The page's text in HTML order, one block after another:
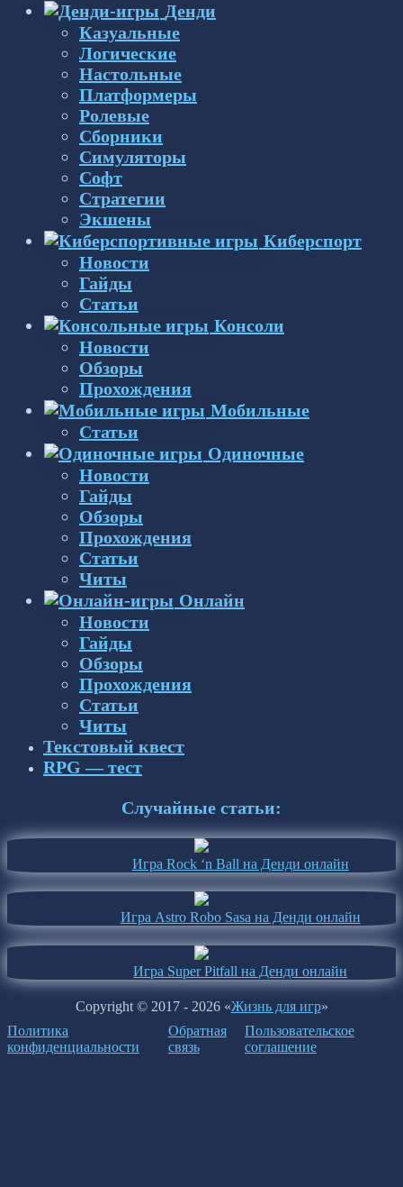
Денди
Казуальные
Логические
Настольные
Платформеры
Ролевые
Сборники
Симуляторы
Софт
Стратегии
Экшены
Киберспорт
Новости
Гайды
Статьи
Консоли
Новости
Обзоры
Прохождения
Мобильные
Статьи
Одиночные
Новости
Гайды
Обзоры
Прохождения
Статьи
Читы
Онлайн
Новости
Гайды
Обзоры
Прохождения
Статьи
Читы
Текстовый квест
RPG — тест
Случайные статьи:
Игра Rock ‘n Ball на Денди онлайн
Игра Astro Robo Sasa на Денди онлайн
Игра Super Pitfall на Денди онлайн
Copyright © 2017 - 2026 «Жизнь для игр»
Политика
конфиденциальности
Обратная
связь
Пользовательское
соглашение